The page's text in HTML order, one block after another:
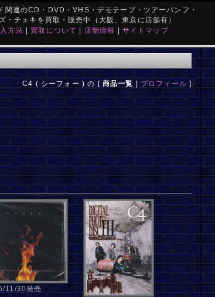
関連のCD・DVD・VHS・デモテープ・ツアーパンフ・
・チェキを買取・販売中（大阪、東京に店舗有）
方法 | 買取について | 店舗情報 | サイトマップ
C4 ( シーフォー ) の [ 商品一覧 | プロフィール ]
11/30発売